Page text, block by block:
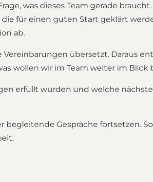
was dieses Team gerade
für einen guten Start geklärt
ab.
übersetzt. Daraus
wollen wir im Team weiter im Blick
erfüllt wurden und welche
begleitende Gespräche fortsetzen.